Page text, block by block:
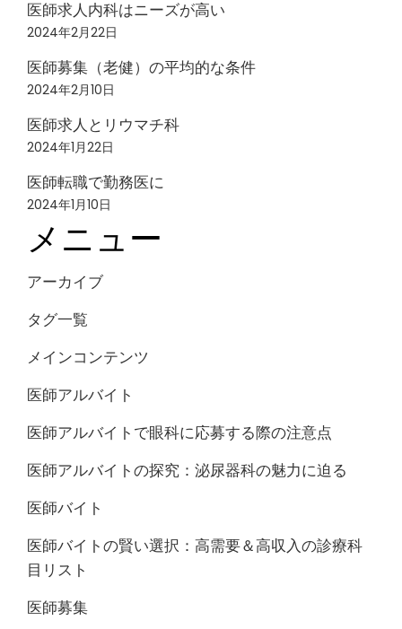
医師求人内科はニーズが高い
2024年2月22日
医師募集（老健）の平均的な条件
2024年2月10日
医師求人とリウマチ科
2024年1月22日
医師転職で勤務医に
2024年1月10日
メニュー
アーカイブ
タグ一覧
メインコンテンツ
医師アルバイト
医師アルバイトで眼科に応募する際の注意点
医師アルバイトの探究：泌尿器科の魅力に迫る
医師バイト
医師バイトの賢い選択：高需要＆高収入の診療科
目リスト
医師募集